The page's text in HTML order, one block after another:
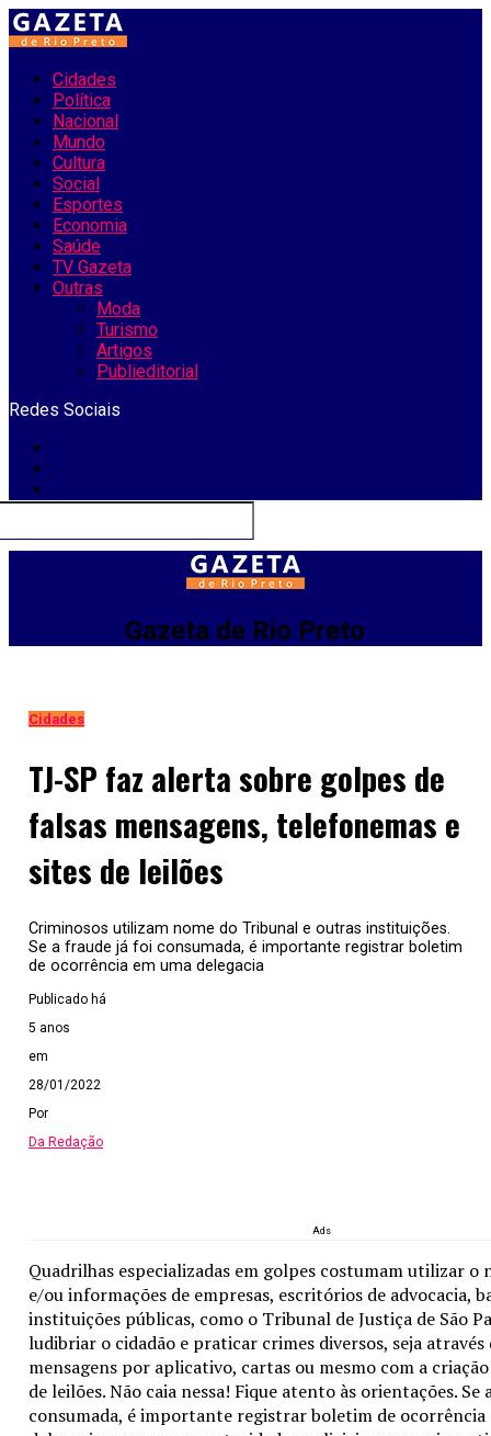
Cidades
Política
Nacional
Mundo
Cultura
Social
Esportes
Economia
Saúde
TV Gazeta
Outras
Moda
Turismo
Artigos
Publieditorial
Redes Sociais
Gazeta de Rio Preto
Cidades
TJ-SP faz alerta sobre golpes de
falsas mensagens, telefonemas e
sites de leilões
Criminosos utilizam nome do Tribunal e outras instituições.
Se a fraude já foi consumada, é importante registrar boletim
de ocorrência em uma delegacia
Publicado há
5 anos
em
28/01/2022
Por
Da Redação
Ads
Quadrilhas especializadas em golpes costumam utilizar o
e/ou informações de empresas, escritórios de advocacia,
instituições públicas, como o Tribunal de Justiça de São
ludibriar o cidadão e praticar crimes diversos, seja
mensagens por aplicativo, cartas ou mesmo com a
de leilões. Não caia nessa! Fique atento às orientações. Se
consumada, é importante registrar boletim de ocorrência